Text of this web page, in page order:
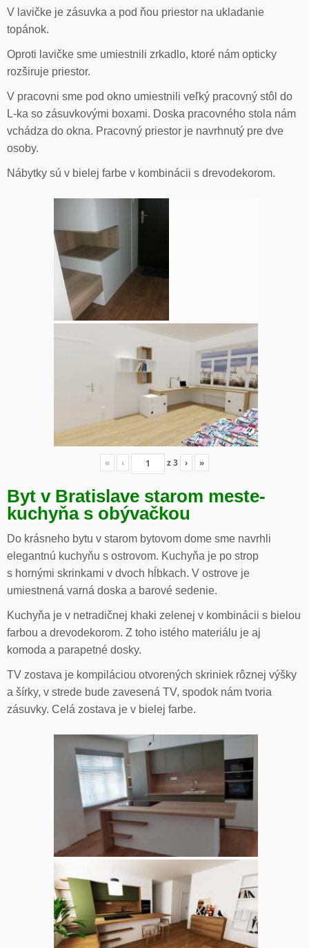
V lavičke je zásuvka a pod ňou priestor na ukladanie
topánok.
Oproti lavičke sme umiestnili zrkadlo, ktoré nám opticky
rozširuje priestor.
V pracovni sme pod okno umiestnili veľký pracovný stôl do
L-ka so zásuvkovými boxami. Doska pracovného stola nám
vchádza do okna. Pracovný priestor je navrhnutý pre dve
osoby.
Nábytky sú v bielej farbe v kombinácii s drevodekorom.
« ‹ z3 › »
Byt v Bratislave starom meste-
kuchyňa s obývačkou
Do krásneho bytu v starom bytovom dome sme navrhli
elegantnú kuchyňu s ostrovom. Kuchyňa je po strop
s hornými skrinkami v dvoch hĺbkach. V ostrove je
umiestnená varná doska a barové sedenie.
Kuchyňa je v netradičnej khaki zelenej v kombinácii s bielou
farbou a drevodekorom. Z toho istého materiálu je aj
komoda a parapetné dosky.
TV zostava je kompiláciou otvorených skriniek rôznej výšky
a šírky, v strede bude zavesená TV, spodok nám tvoria
zásuvky. Celá zostava je v bielej farbe.